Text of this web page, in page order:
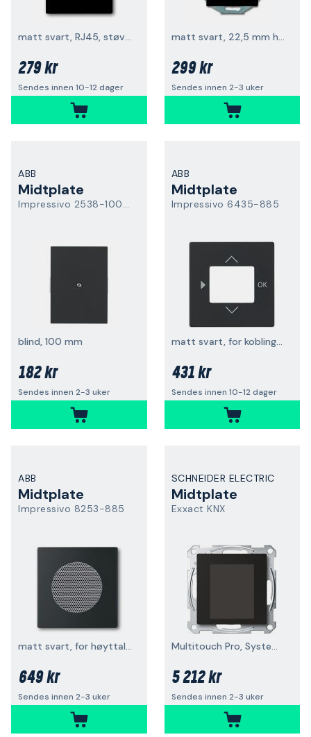
matt svart, RJ45, støvbeskyttelse
279 kr
Sendes innen 10-12 dager
matt svart, 22,5 mm hull
299 kr
Sendes innen 2-3 uker
ABB
Midtplate
Impressivo 2538-100-885
blind, 100 mm
182 kr
Sendes innen 2-3 uker
ABB
Midtplate
Impressivo 6435-885
matt svart, for koblingsur
431 kr
Sendes innen 10-12 dager
ABB
Midtplate
Impressivo 8253-885
matt svart, for høyttaler
649 kr
Sendes innen 2-3 uker
SCHNEIDER ELECTRIC
Midtplate
Exxact KNX
Multitouch Pro, System M
5 212 kr
Sendes innen 2-3 uker